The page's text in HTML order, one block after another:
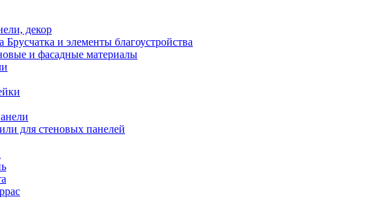
декор
Брусчатка и элементы благоустройства
и фасадные материалы
для стеновых панелей